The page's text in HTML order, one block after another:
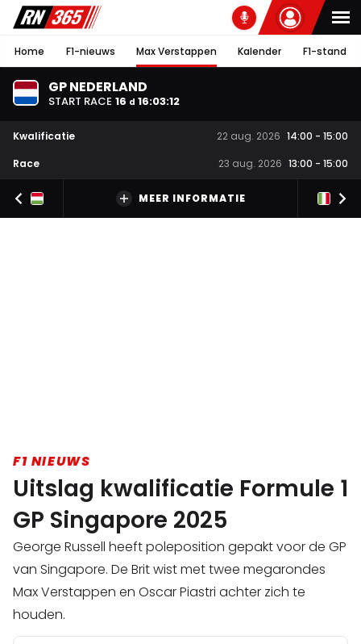
Home F1-nieuws Max Verstappen Kalender F1-stand
GP NEDERLAND
START RACE 16 d 16:03:12
Kwalificatie 22 aug. 2026 14:00 - 15:00
Race
23 aug. 2026 13:00 - 15:00
MEER INFORMATIE
F1 NIEUWS
Uitslag kwalificatie Formule 1
GP Singapore 2025
George Russell heeft poleposition gepakt voor de GP
van Singapore. De Brit wist met twee megarondes
Max Verstappen en Oscar Piastri achter zich te
houden.